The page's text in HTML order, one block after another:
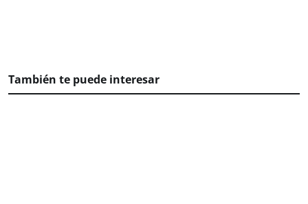
También te puede interesar